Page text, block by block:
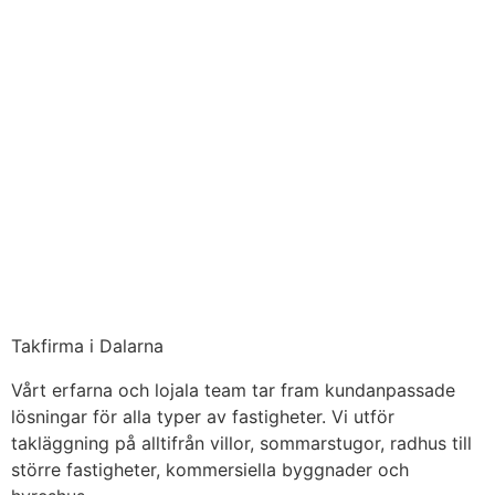
Takfirma i Dalarna
Vårt erfarna och lojala team tar fram kundanpassade
lösningar för alla typer av fastigheter. Vi utför
takläggning på alltifrån villor, sommarstugor, radhus till
större fastigheter, kommersiella byggnader och